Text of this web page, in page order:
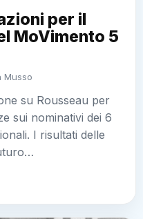
per il
MoVimento 5
Musso
su Rousseau per
sui nominativi dei 6
I risultati delle